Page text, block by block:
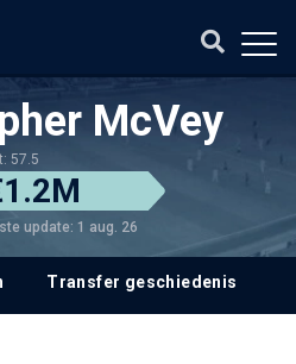
McVey
57.5
update: 1 aug. 26
Transfer geschiedenis